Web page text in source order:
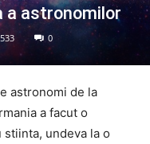
a astronomilor
533 0
astronomi de la
a facut o
undeva la o